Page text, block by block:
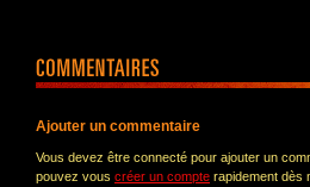
Ajouter un commentaire
Vous devez être connecté pour ajouter un
pouvez vous créer un compte rapidement dès